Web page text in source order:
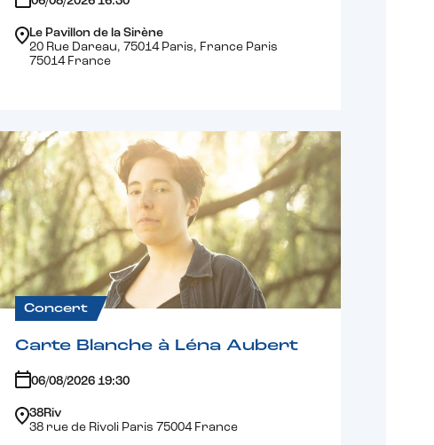
Le Pavillon de la Sirène
20 Rue Dareau, 75014 Paris, France Paris
75014 France
Concert
Carte Blanche à Léna Aubert
06/08/2026 19:30
38Riv
38 rue de Rivoli Paris 75004 France